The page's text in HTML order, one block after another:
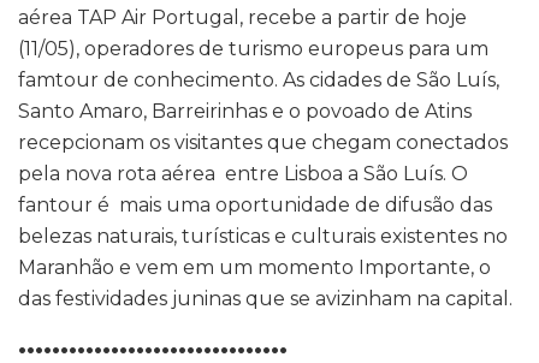
aérea TAP Air Portugal, recebe a partir de hoje
(11/05), operadores de turismo europeus para um
famtour de conhecimento. As cidades de São Luís,
Santo Amaro, Barreirinhas e o povoado de Atins
recepcionam os visitantes que chegam conectados
pela nova rota aérea entre Lisboa a São Luís. O
fantour é mais uma oportunidade de difusão das
belezas naturais, turísticas e culturais existentes no
Maranhão e vem em um momento Importante, o
das festividades juninas que se avizinham na capital.
••••••••••••••••••••••••••••••••